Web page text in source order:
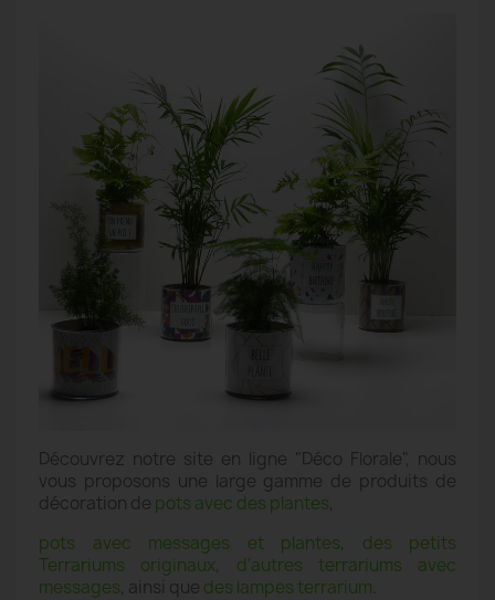
Découvrez notre site en ligne "Déco Florale", nous
vous proposons une large gamme de produits de
décoration de pots avec des plantes,
pots avec messages et plantes, des petits
Terrariums originaux, d'autres terrariums avec
messages, ainsi que des lampes terrarium